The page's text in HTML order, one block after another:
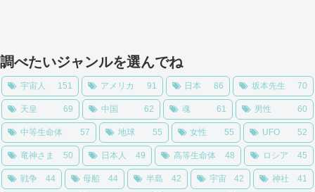
調べたいジャンルを選んでね
宇宙人 151 アメリカ 91 日本 86 坂本先生 70
天皇 69 中国 62 魂 61 男性 60
中等生命体 57 地球 55 女性 55 UFO 52
竜神さま 50 日本人 49 高等生命体 48 ロシア 45
戦争 44 母船 44 半島 42 宇宙 42 神社 41